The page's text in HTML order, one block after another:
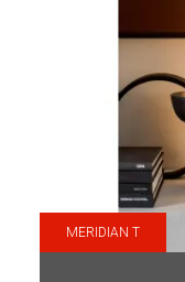
MERIDIAN T